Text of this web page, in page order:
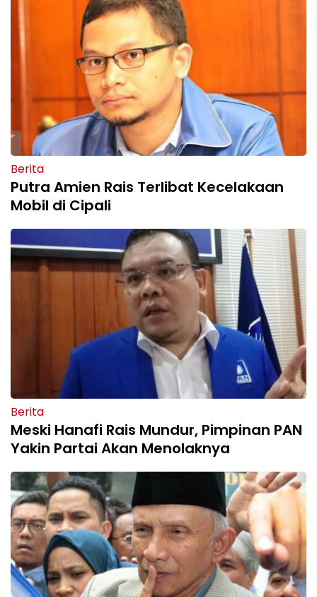
Berita
Putra Amien Rais Terlibat Kecelakaan
Mobil di Cipali
Berita
Meski Hanafi Rais Mundur, Pimpinan PAN
Yakin Partai Akan Menolaknya